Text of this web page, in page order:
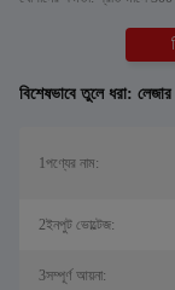
বিশেষভাবে তুলে ধরা: লেজার
1পণ্যের নাম:
2ইনপুট ভোল্টেজ:
3সম্পূর্ণ আয়না: